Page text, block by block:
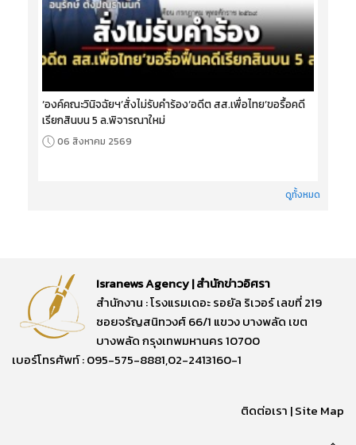
‘องค์คณะวินิจฉัยฯ’สั่งไม่รับคำร้อง‘อดีต สส.เพื่อไทย’ขอรื้อคดี
เรียกสินบน 5 ล.พิจารณาใหม่
06 สิงหาคม 2569
ดูทั้งหมด
Isranews Agency | สำนักข่าวอิศรา
สำนักงาน : โรงแรมเดอะ รอยัล ริเวอร์ เลขที่ 219
ซอยจรัญสนิทวงศ์ 66/1 แขวง บางพลัด เขต
บางพลัด กรุงเทพมหานคร 10700
เบอร์โทรศัพท์ : 095-575-8881,02-2413160-1
ติดต่อเรา |Site Map